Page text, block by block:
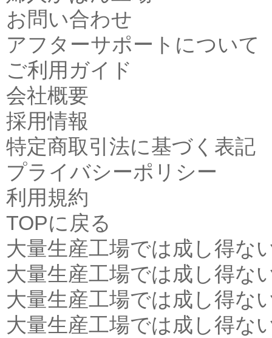
お問い合わせ
アフターサポートについて
ご利用ガイド
会社概要
採用情報
特定商取引法に基づく表記
プライバシーポリシー
利用規約
TOPに戻る
大量生産工場では成し得な
大量生産工場では成し得な
大量生産工場では成し得な
大量生産工場では成し得な